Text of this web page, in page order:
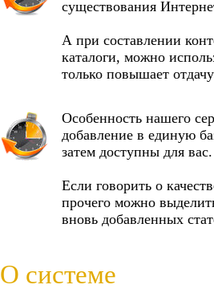
существования
А при составлении
каталоги, можно
только повышает
Особенность нашего
добавление в единую
затем доступны для вас.
Если говорить о
прочего можно
вновь добавленных
О системе